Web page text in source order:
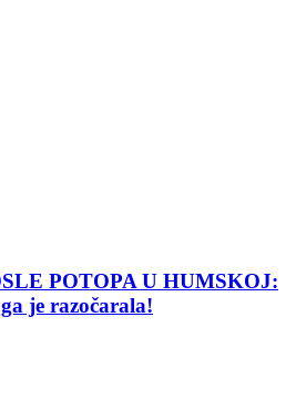
POTOPA U HUMSKOJ:
je razočarala!